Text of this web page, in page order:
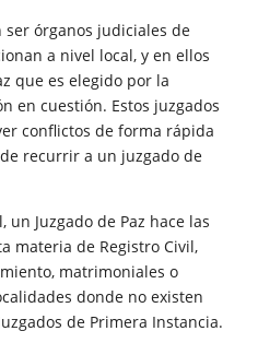
ser órganos judiciales de
a nivel local, y en ellos
que es elegido por la
en cuestión. Estos juzgados
conflictos de forma rápida
recurrir a un juzgado de
un Juzgado de Paz hace las
materia de Registro Civil,
matrimoniales o
donde no existen
de Primera Instancia.